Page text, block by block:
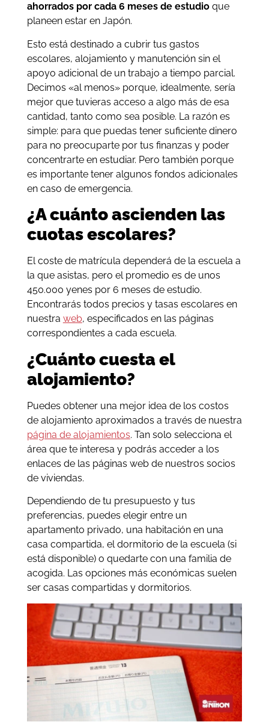
ahorrados por cada 6 meses de estudioque
planeen estar en Japón.
Esto está destinado a cubrir tus gastos
escolares, alojamiento y manutención sin el
apoyo adicional de un trabajo a tiempo parcial.
Decimos «al menos» porque, idealmente, sería
mejor que tuvieras acceso a algo más de esa
cantidad, tanto como sea posible. La razón es
simple: para que puedas tener suficiente dinero
para no preocuparte por tus finanzas y poder
concentrarte en estudiar. Pero también porque
es importante tener algunos fondos adicionales
en caso de emergencia.
¿A cuánto ascienden las
cuotas escolares?
El coste de matrícula dependerá de la escuela a
la que asistas, pero el promedio es de unos
450.000 yenes por 6 meses de estudio.
Encontrarás todos precios y tasas escolares en
nuestra web, especificados en las páginas
correspondientes a cada escuela.
¿Cuánto cuesta el
alojamiento?
Puedes obtener una mejor idea de los costos
de alojamiento aproximados a través de nuestra
página de alojamientos. Tan solo selecciona el
área que te interesa y podrás acceder a los
enlaces de las páginas web de nuestros socios
de viviendas.
Dependiendo de tu presupuesto y tus
preferencias, puedes elegir entre un
apartamento privado, una habitación en una
casa compartida, el dormitorio de la escuela (si
está disponible) o quedarte con una familia de
acogida. Las opciones más económicas suelen
ser casas compartidas y dormitorios.